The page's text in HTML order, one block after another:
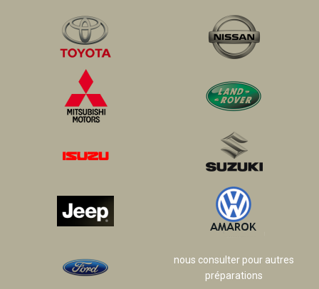
nous consulter pour autres
préparations